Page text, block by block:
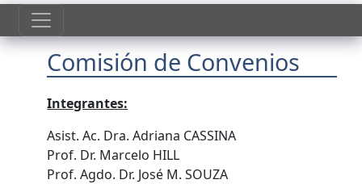
Comisión de Convenios
Integrantes:
Asist. Ac. Dra. Adriana CASSINA
Prof. Dr. Marcelo HILL
Prof. Agdo. Dr. José M. SOUZA